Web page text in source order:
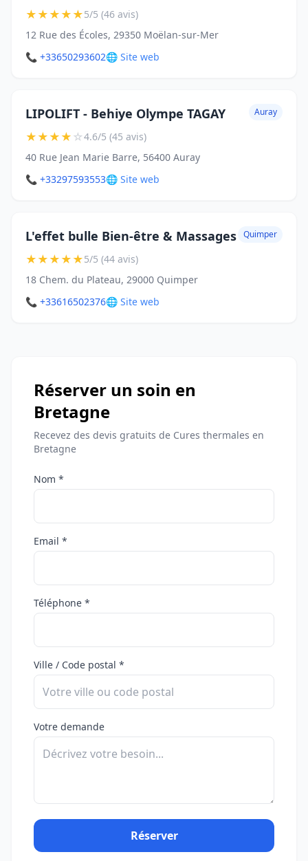
★★★★★5/5 (46 avis)
12 Rue des Écoles, 29350 Moëlan-sur-Mer
📞 +33650293602🌐 Site web
LIPOLIFT - Behiye Olympe TAGAY Auray
★★★★☆4.6/5 (45 avis)
40 Rue Jean Marie Barre, 56400 Auray
📞 +33297593553🌐 Site web
L'effet bulle Bien-être & Massages Quimper
★★★★★5/5 (44 avis)
18 Chem. du Plateau, 29000 Quimper
📞 +33616502376🌐 Site web
Réserver un soin en
Bretagne
Recevez des devis gratuits de Cures thermales en
Bretagne
Nom *
Email *
Téléphone *
Ville / Code postal *
Votre demande
Réserver